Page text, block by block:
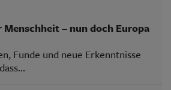
Menschheit – nun doch Europa
Funde und neue Erkenntnisse